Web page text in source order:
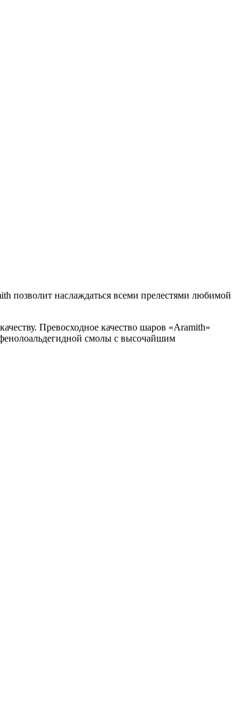
позволит наслаждаться всеми прелестями любимой
Превосходное качество шаров «Aramith»
фенолоальдегидной смолы с высочайшим